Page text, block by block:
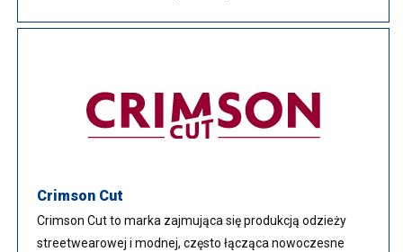
Crimson Cut
Crimson Cut to marka zajmująca się produkcją odzieży
streetwearowej i modnej, często łącząca nowoczesne